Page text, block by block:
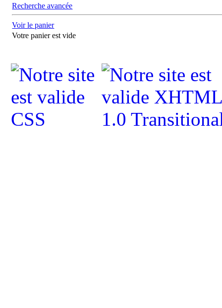
Recherche avancée
Voir le panier
Votre panier est vide